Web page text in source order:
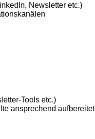
Newsletter etc.)
Tools etc.)
ansprechend aufbereitet